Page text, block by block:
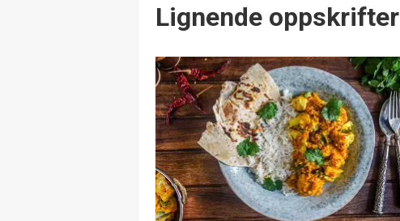
Lignende oppskrifter